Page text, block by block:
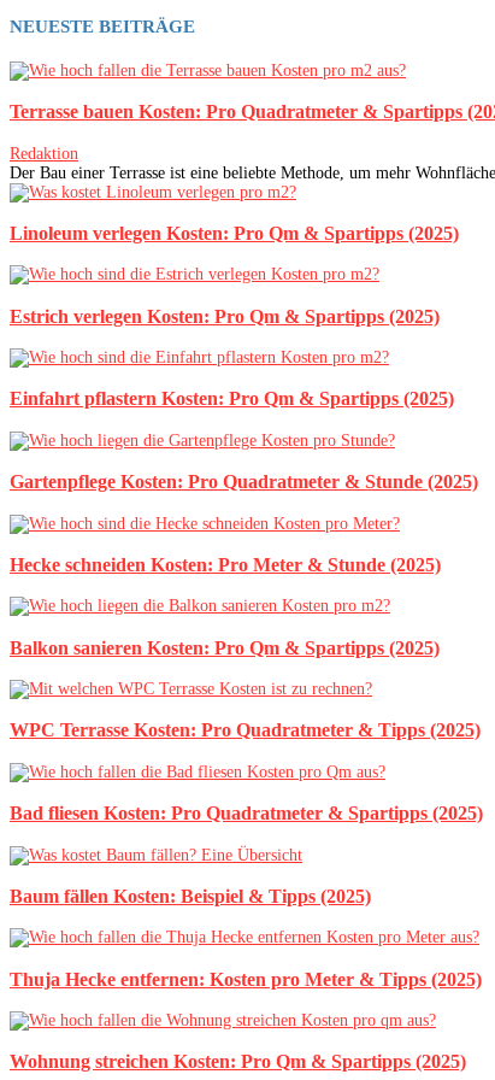
NEUESTE BEITRÄGE
Terrasse bauen Kosten: Pro Quadratmeter & Spartipps
Redaktion
Der Bau einer Terrasse ist eine beliebte Methode, um mehr
Linoleum verlegen Kosten: Pro Qm & Spartipps (2025)
Estrich verlegen Kosten: Pro Qm & Spartipps (2025)
Einfahrt pflastern Kosten: Pro Qm & Spartipps (2025)
Gartenpflege Kosten: Pro Quadratmeter & Stunde (2025)
Hecke schneiden Kosten: Pro Meter & Stunde (2025)
Balkon sanieren Kosten: Pro Qm & Spartipps (2025)
WPC Terrasse Kosten: Pro Quadratmeter & Tipps (2025)
Bad fliesen Kosten: Pro Quadratmeter & Spartipps (2025)
Baum fällen Kosten: Beispiel & Tipps (2025)
Thuja Hecke entfernen: Kosten pro Meter & Tipps (2025)
Wohnung streichen Kosten: Pro Qm & Spartipps (2025)